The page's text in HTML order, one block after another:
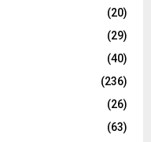
(20)
(29)
(40)
(236)
(26)
(63)